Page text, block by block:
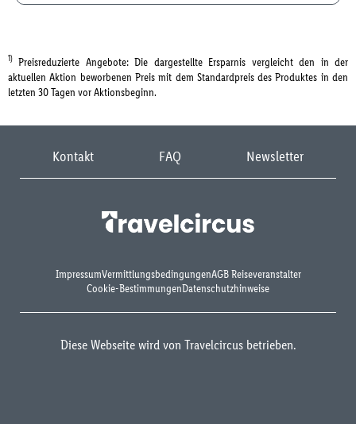
1) Preisreduzierte Angebote: Die dargestellte Ersparnis vergleicht den in der
aktuellen Aktion beworbenen Preis mit dem Standardpreis des Produktes in den
letzten 30 Tagen vor Aktionsbeginn.
Kontakt FAQ Newsletter
ImpressumVermittlungsbedingungenAGB Reiseveranstalter
Cookie-BestimmungenDatenschutzhinweise
Diese Webseite wird von Travelcircus betrieben.